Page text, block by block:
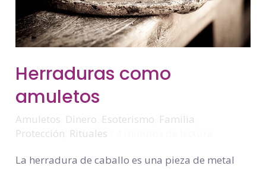
Herraduras como
amuletos
Amuletos Dinero Esoterismo Familia
Protección Rituales
La herradura de caballo es una pieza de metal
Herraduras
Como
Amuletos